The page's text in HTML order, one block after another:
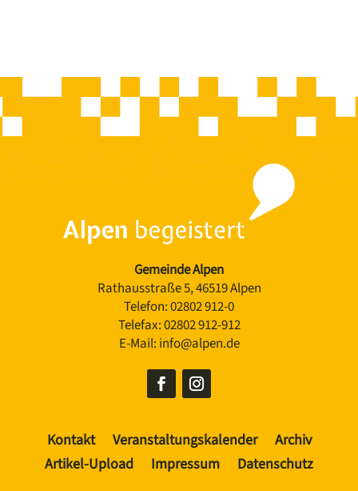
Gemeinde Alpen
Rathausstraße 5, 46519 Alpen
Telefon:02802 912-0
Telefax:02802 912-912
E-Mail: info@alpen.de
Kontakt Veranstaltungskalender
Archiv
Artikel-Upload
Impressum Datenschutz